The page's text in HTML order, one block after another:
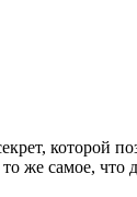
которой
же самое, что